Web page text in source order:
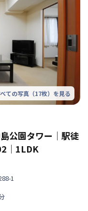
ての写真（17枚）を見る
公園タワー｜駅徒
｜ 1LDK
1